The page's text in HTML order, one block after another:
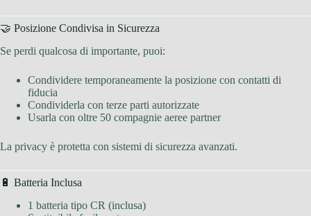
🤝 Posizione Condivisa in Sicurezza
Se perdi qualcosa di importante, puoi:
Condividere temporaneamente la posizione con contatti di
fiducia
Condividerla con terze parti autorizzate
Usarla con oltre 50 compagnie aeree partner
La privacy è protetta con sistemi di sicurezza avanzati.
🔋 Batteria Inclusa
1 batteria tipo CR (inclusa)